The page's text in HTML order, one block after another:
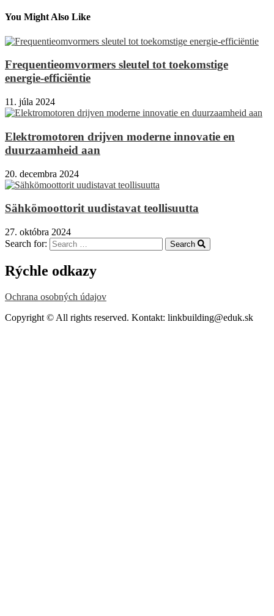
You Might Also Like
Frequentieomvormers sleutel tot toekomstige
energie-efficiëntie
11. júla 2024
Elektromotoren drijven moderne innovatie en
duurzaamheid aan
20. decembra 2024
Sähkömoottorit uudistavat teollisuutta
27. októbra 2024
Search for:
Search
Rýchle odkazy
Ochrana osobných údajov
Copyright © All rights reserved. Kontakt: linkbuilding@eduk.sk